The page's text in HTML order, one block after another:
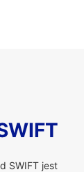
SWIFT jest